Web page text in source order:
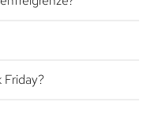
Friday?